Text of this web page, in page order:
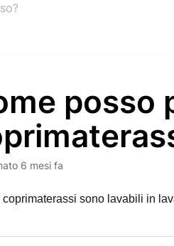
posso
6 mesi fa
coprimaterassi sono lavabili in